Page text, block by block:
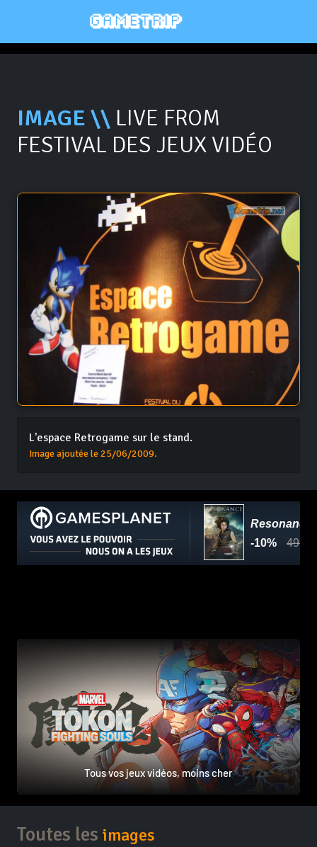
IMAGE \\ LIVE FROM
FESTIVAL DES JEUX VIDÉO
L'espace Retrogame sur le stand.
Image ajoutée le 25/06/2009.
Tous vos jeux vidéos, moins cher
Toutes les images